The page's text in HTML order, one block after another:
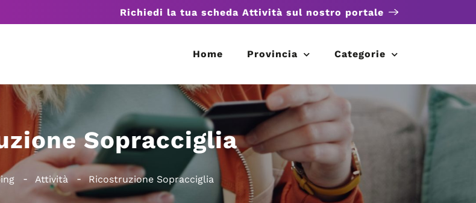
Richiedi la tua scheda Attività sul nostro portale
Home Provincia Categorie
Sopracciglia
Attività Ricostruzione Sopracciglia